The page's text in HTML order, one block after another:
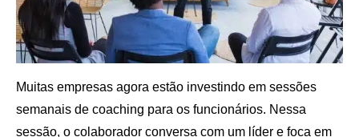
Muitas empresas agora estão investindo em sessões
semanais de coaching para os funcionários. Nessa
sessão, o colaborador conversa com um líder e foca em